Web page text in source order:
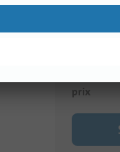
Entrez
prix